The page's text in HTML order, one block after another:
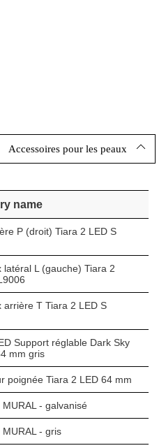
Accessoires pour les peaux
name
P (droit) Tiara 2 LED S
latéral L (gauche) Tiara 2
arrière T Tiara 2 LED S
Support réglable Dark Sky
mm gris
poignée Tiara 2 LED 64 mm
MURAL - galvanisé
MURAL - gris